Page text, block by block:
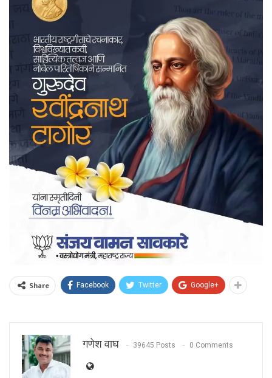
Share Facebook Twitter Google+
गणेश वाघ 39645 Posts 0 Comments